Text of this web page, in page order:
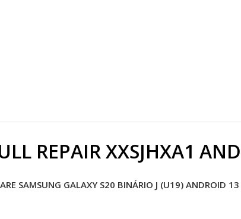
REPAIR XXSJHXA1
SAMSUNG GALAXY S20 BINÁRIO J (U19) ANDROID